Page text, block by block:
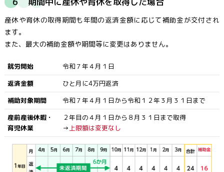
産休や育休の取得期間も年間の返済金額に応じて補助金が交付され
ます。
また、最大の補助金額や期間等に変更はありません。
就労開始
令和７年４月１日
返済金額
ひと月に4万円返済
補助対象期間
令和７年４月１日から令和１２年３月３１日まで
産前産後休暇・
育児休業
２年目の４月１日から８月３１日まで取得
→ 上限額は変更なし